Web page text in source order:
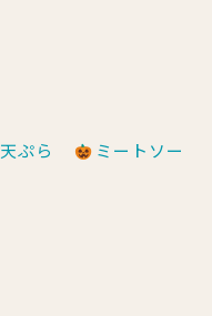
天ぷら
ミートソー